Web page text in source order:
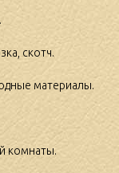
скотч.
материалы.
комнаты.